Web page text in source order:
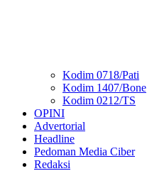
Kodim 0718/Pati
Kodim 1407/Bone
Kodim 0212/TS
OPINI
Advertorial
Headline
Pedoman Media Ciber
Redaksi